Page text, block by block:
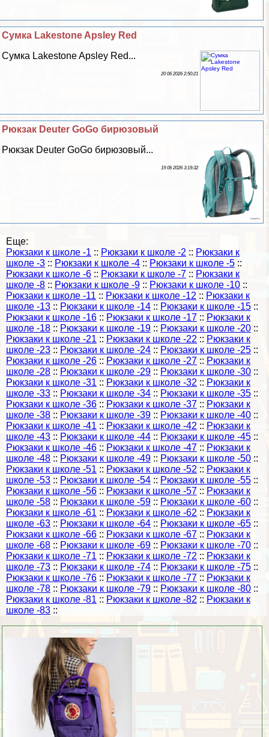
Сумка Lakestone Apsley Red
Сумка Lakestone Apsley Red...
20 06 2026 2:50:21
Рюкзак Deuter GoGo бирюзовый
Рюкзак Deuter GoGo бирюзовый...
19 06 2026 3:19:32
Еще:
Рюкзаки к школе -1 :: Рюкзаки к школе -2 :: Рюкзаки к
школе -3 :: Рюкзаки к школе -4 :: Рюкзаки к школе -5 ::
Рюкзаки к школе -6 :: Рюкзаки к школе -7 :: Рюкзаки к
школе -8 :: Рюкзаки к школе -9 :: Рюкзаки к школе -10 ::
Рюкзаки к школе -11 :: Рюкзаки к школе -12 :: Рюкзаки к
школе -13 :: Рюкзаки к школе -14 :: Рюкзаки к школе -15 ::
Рюкзаки к школе -16 :: Рюкзаки к школе -17 :: Рюкзаки к
школе -18 :: Рюкзаки к школе -19 :: Рюкзаки к школе -20 ::
Рюкзаки к школе -21 :: Рюкзаки к школе -22 :: Рюкзаки к
школе -23 :: Рюкзаки к школе -24 :: Рюкзаки к школе -25 ::
Рюкзаки к школе -26 :: Рюкзаки к школе -27 :: Рюкзаки к
школе -28 :: Рюкзаки к школе -29 :: Рюкзаки к школе -30 ::
Рюкзаки к школе -31 :: Рюкзаки к школе -32 :: Рюкзаки к
школе -33 :: Рюкзаки к школе -34 :: Рюкзаки к школе -35 ::
Рюкзаки к школе -36 :: Рюкзаки к школе -37 :: Рюкзаки к
школе -38 :: Рюкзаки к школе -39 :: Рюкзаки к школе -40 ::
Рюкзаки к школе -41 :: Рюкзаки к школе -42 :: Рюкзаки к
школе -43 :: Рюкзаки к школе -44 :: Рюкзаки к школе -45 ::
Рюкзаки к школе -46 :: Рюкзаки к школе -47 :: Рюкзаки к
школе -48 :: Рюкзаки к школе -49 :: Рюкзаки к школе -50 ::
Рюкзаки к школе -51 :: Рюкзаки к школе -52 :: Рюкзаки к
школе -53 :: Рюкзаки к школе -54 :: Рюкзаки к школе -55 ::
Рюкзаки к школе -56 :: Рюкзаки к школе -57 :: Рюкзаки к
школе -58 :: Рюкзаки к школе -59 :: Рюкзаки к школе -60 ::
Рюкзаки к школе -61 :: Рюкзаки к школе -62 :: Рюкзаки к
школе -63 :: Рюкзаки к школе -64 :: Рюкзаки к школе -65 ::
Рюкзаки к школе -66 :: Рюкзаки к школе -67 :: Рюкзаки к
школе -68 :: Рюкзаки к школе -69 :: Рюкзаки к школе -70 ::
Рюкзаки к школе -71 :: Рюкзаки к школе -72 :: Рюкзаки к
школе -73 :: Рюкзаки к школе -74 :: Рюкзаки к школе -75 ::
Рюкзаки к школе -76 :: Рюкзаки к школе -77 :: Рюкзаки к
школе -78 :: Рюкзаки к школе -79 :: Рюкзаки к школе -80 ::
Рюкзаки к школе -81 :: Рюкзаки к школе -82 :: Рюкзаки к
школе -83 ::